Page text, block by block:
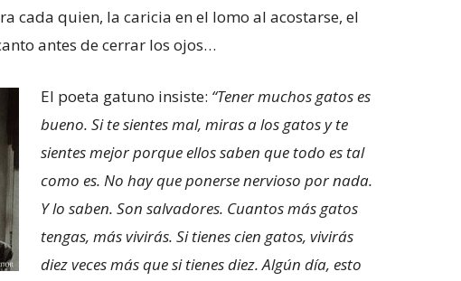
cada quien, la caricia en el lomo al acostarse, el
antes de cerrar los ojos…
El poeta gatuno insiste: “Tener muchos gatos es
bueno. Si te sientes mal, miras a los gatos y te
sientes mejor porque ellos saben que todo es tal
como es. No hay que ponerse nervioso por nada.
Y lo saben. Son salvadores. Cuantos más gatos
tengas, más vivirás. Si tienes cien gatos, vivirás
diez veces más que si tienes diez. Algún día, esto